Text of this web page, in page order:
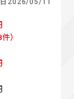
2026/05/11
）